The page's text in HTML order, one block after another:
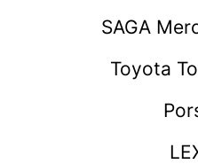
SAGA
Toyota